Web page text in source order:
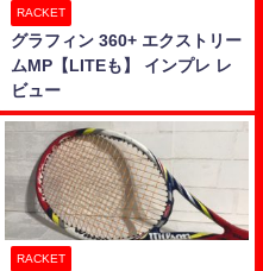
RACKET
グラフィン 360+ エクストリー
ムMP【LITEも】 インプレ レ
ビュー
RACKET